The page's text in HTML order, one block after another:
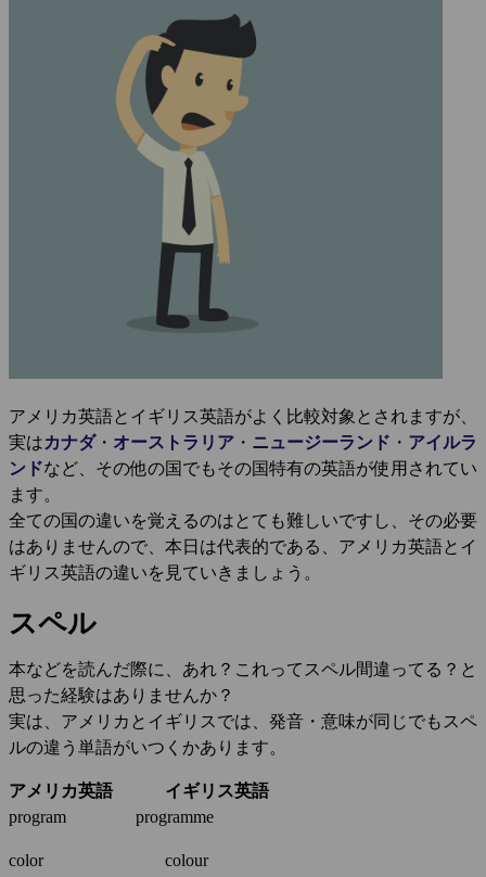
アメリカ英語とイギリス英語がよく比較対象とされますが、
実はカナダ・ オーストラリア ・ ニュージーランド ・ アイルラ
ンドなど、その他の国でもその国特有の英語が使用されてい
ます。
全ての国の違いを覚えるのはとても難しいですし、その必要
はありませんので、本日は代表的である、アメリカ英語とイ
ギリス英語の違いを見ていきましょう。
スペル
本などを読んだ際に、あれ？これってスペル間違ってる？と
思った経験はありませんか？
実は、アメリカとイギリスでは、発音・意味が同じでもスペ
ルの違う単語がいつくかあります。
アメリカ英語
イギリス英語
program programme
color colour